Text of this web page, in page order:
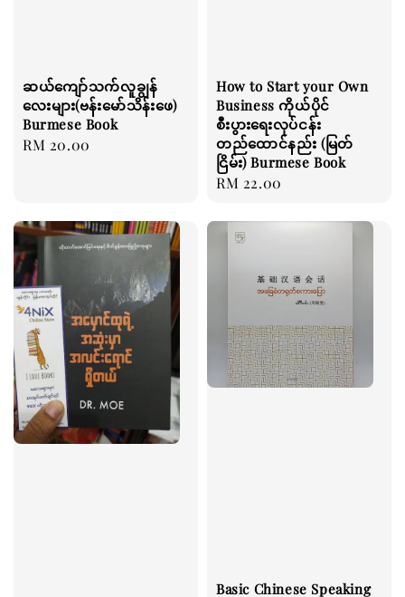
ဆယ်ကျော်သက်လူချွန်
လေးများ(ဗန်းမော်သိန်းဖေ)
Burmese Book
Regular
RM 20.00
How to Start your Own
Business ကိုယ်ပိုင်
စီးပွားရေးလုပ်ငန်း
တည်ထောင်နည်း (မြတ်
ငြိမ်း) Burmese Book
Regular
RM 22.00
Basic Chinese Speaking